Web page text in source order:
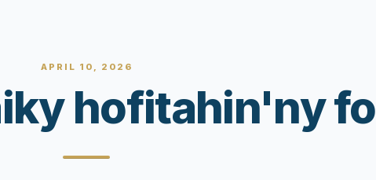
APRIL 10, 2026
hofitahin'ny fo